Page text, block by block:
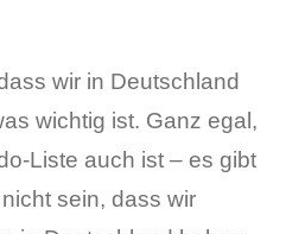
wir in Deutschland
wichtig ist. Ganz egal,
Liste auch ist – es gibt
sein, dass wir